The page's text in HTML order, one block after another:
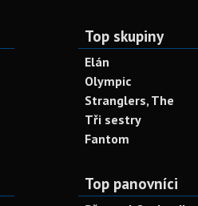
Top skupiny
Elán
Olympic
Stranglers, The
Tři sestry
Fantom
Top panovníci